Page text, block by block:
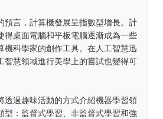
預言，計算機發展呈指數型增長。計
得桌面電腦和平板電腦逐漸成為一些
機科學家的創作工具。在人工智慧迅
智慧領域進行美學上的嘗試也變得可
透過趣味活動的方式介紹機器學習領
型：監督式學習、非監督式學習和強